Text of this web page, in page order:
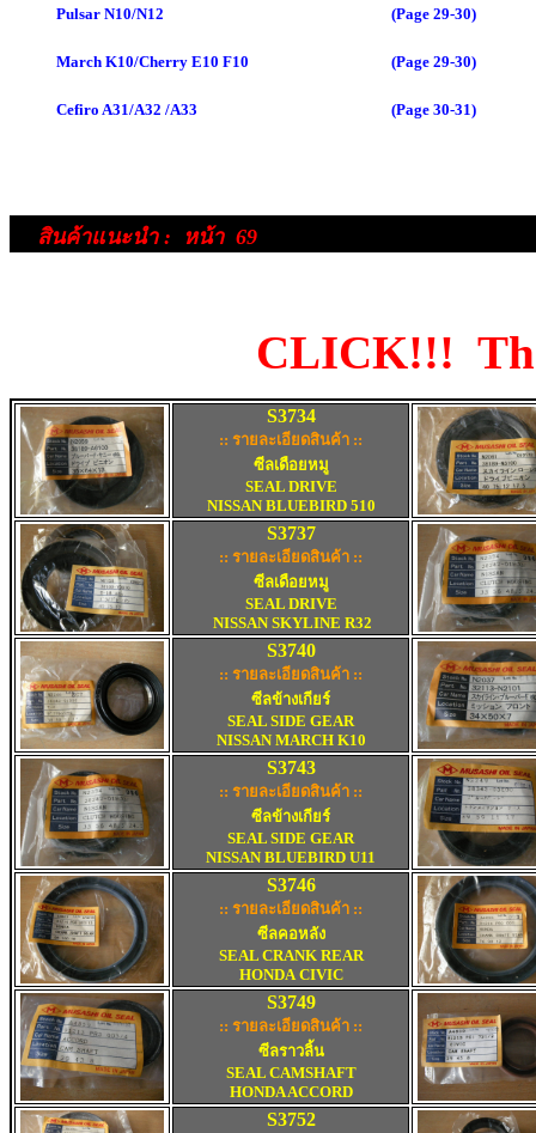
Pulsar N10/N12 (Page 29-30)
March K10/Cherry E10 F10 (Page 29-30)
Cefiro A31/A32 /A33 (Page 30-31)
สินค้าแนะนำ : หน้า 69
CLICK!!!
S3734
:: รายละเอียดสินค้า ::
ซีลเดือยหมู
SEAL DRIVE
NISSAN BLUEBIRD 510
S3737
:: รายละเอียดสินค้า ::
ซีลเดือยหมู
SEAL DRIVE
NISSAN SKYLINE R32
S3740
:: รายละเอียดสินค้า ::
ซีลข้างเกียร์
SEAL SIDE GEAR
NISSAN MARCH K10
S3743
:: รายละเอียดสินค้า ::
ซีลข้างเกียร์
SEAL SIDE GEAR
NISSAN BLUEBIRD U11
S3746
:: รายละเอียดสินค้า ::
ซีลคอหลัง
SEAL CRANK REAR
HONDA CIVIC
S3749
:: รายละเอียดสินค้า ::
ซีลราวลิ้น
SEAL CAMSHAFT
HONDA ACCORD
S3752